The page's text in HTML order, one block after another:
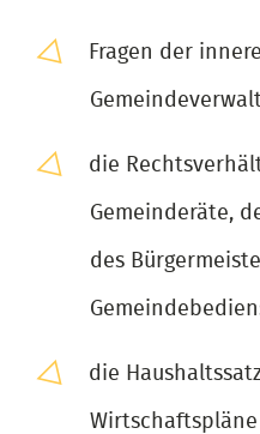
Fragen der
die
Gemeinderäte,
des
die